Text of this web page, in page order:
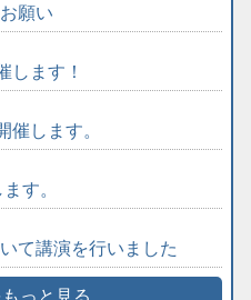
願い
します！
催します。
す。
て講演を行いました
っと見る